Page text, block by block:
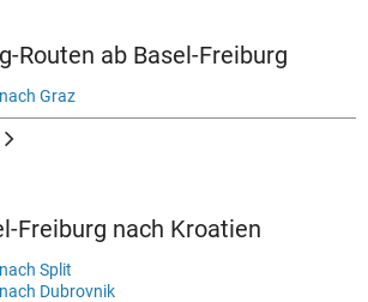
Routen ab Basel-Freiburg
Graz
Freiburg nach Kroatien
Split
Dubrovnik